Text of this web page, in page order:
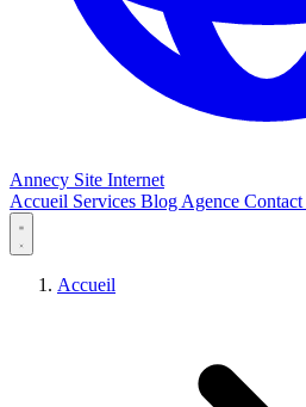
Annecy Site Internet
Accueil Services Blog Agence Contact
Accueil